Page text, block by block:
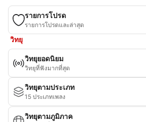
รายการโปรด
รายการโปรดและล่าสุด
วิทยุ
วิทยุยอดนิยม
วิทยุที่ฟังมากที่สุด
วิทยุตามประเภท
15 ประเภทเพลง
วิทยุตามภูมิภาค